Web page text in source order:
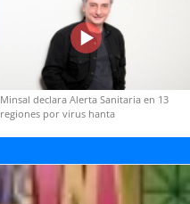
Minsal declara Alerta Sanitaria en 13
regiones por virus hanta